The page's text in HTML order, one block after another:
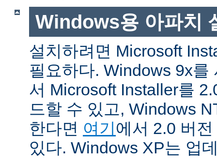
Windows용 아파치
설치하려면 Microsoft
필요하다. Windows 9x
서 Microsoft Installer를
드할 수 있고, Windows
한다면 여기 에서 2.0 버
있다. Windows XP는 업